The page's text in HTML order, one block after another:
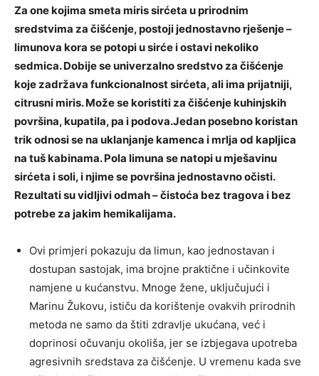
Za one kojima smeta miris sirćeta u prirodnim
sredstvima za čišćenje, postoji jednostavno rješenje –
limunova kora se potopi u sirće i ostavi nekoliko
sedmica. Dobije se univerzalno sredstvo za čišćenje
koje zadržava funkcionalnost sirćeta, ali ima prijatniji,
citrusni miris. Može se koristiti za čišćenje kuhinjskih
površina, kupatila, pa i podova.Jedan posebno koristan
trik odnosi se na uklanjanje kamenca i mrlja od kapljica
na tuš kabinama. Pola limuna se natopi u mješavinu
sirćeta i soli, i njime se površina jednostavno očisti.
Rezultati su vidljivi odmah – čistoća bez tragova i bez
potrebe za jakim hemikalijama.
Ovi primjeri pokazuju da limun, kao jednostavan i
dostupan sastojak, ima brojne praktične i učinkovite
namjene u kućanstvu. Mnoge žene, uključujući i
Marinu Žukovu, ističu da korištenje ovakvih prirodnih
metoda ne samo da štiti zdravlje ukućana, već i
doprinosi očuvanju okoliša, jer se izbjegava upotreba
agresivnih sredstava za čišćenje. U vremenu kada sve